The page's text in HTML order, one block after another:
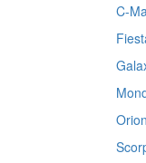
C-
Orion